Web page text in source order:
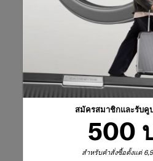
สมัครสมาชิกและรับคู
500
สำหรับคำสั่งซื้อตั้งแต่
รีวิวผลิต
เลือกแถวด้านล่างเพื่อกรองบทวิจา